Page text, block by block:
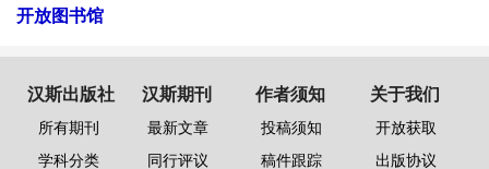
开放图书馆
汉斯出版社
所有期刊
学科分类
汉斯期刊
最新文章
同行评议
作者须知
投稿须知
稿件跟踪
关于我们
开放获取
出版协议